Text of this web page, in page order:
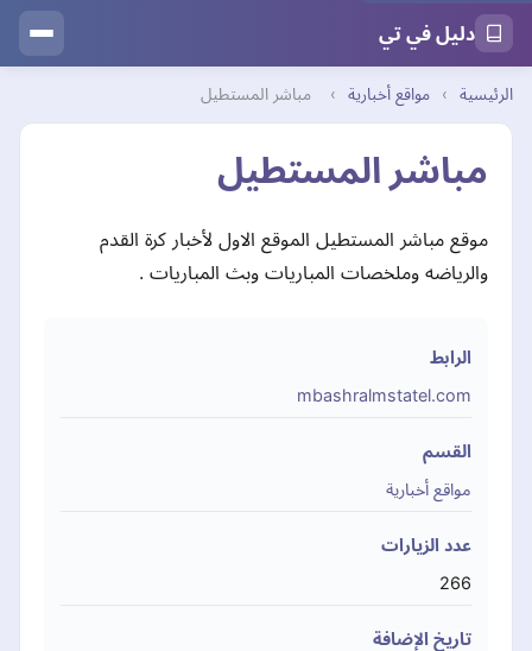
دليل في تي
الرئيسية › مواقع أخبارية › مباشر المستطيل
مباشر المستطيل
موقع مباشر المستطيل الموقع الاول لأخبار كرة القدم
والرياضه وملخصات المباريات وبث المباريات .
الرابط
mbashralmstatel.com
القسم
مواقع أخبارية
عدد الزيارات
266
تاريخ الإضافة